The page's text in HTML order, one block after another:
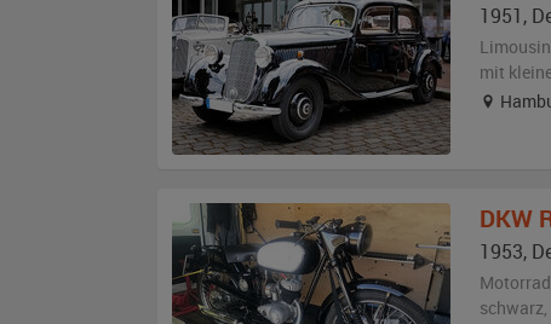
1951,
mit
DKW
1953,
schwarz